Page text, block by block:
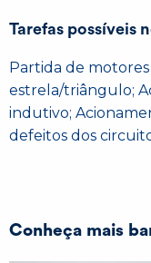
Tarefas possíveis
Partida de motores
estrela/triângulo;
indutivo;
defeitos dos
Conheça mais